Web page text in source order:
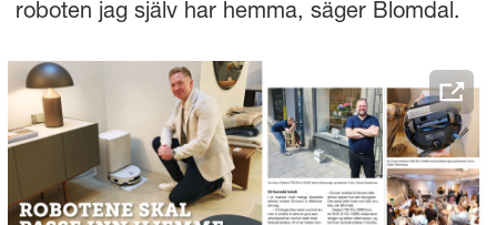
roboten jag själv har hemma, säger Blomdal.